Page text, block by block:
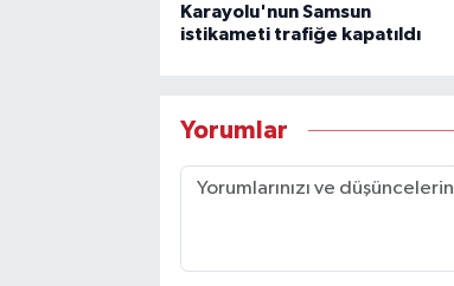
Karayolu'nun Samsun
istikameti trafiğe kapatıldı
Yorumlar